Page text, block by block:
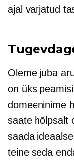
ajal varjatud
Oleme juba
on üks
domeeninime
saate hõlpsalt
saada
teine ​​seda